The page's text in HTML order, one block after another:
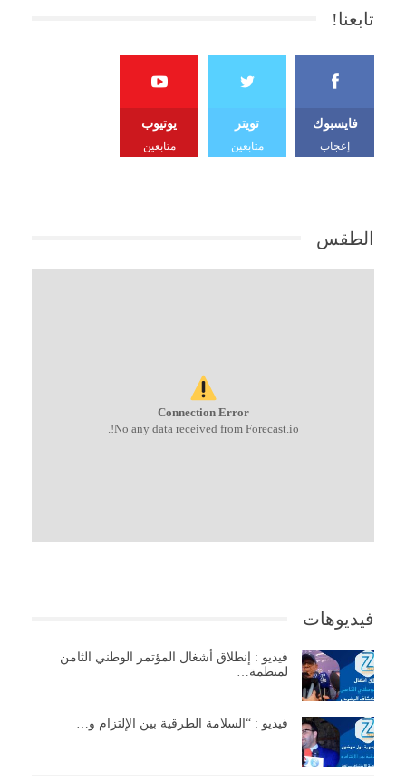
تابعنا!
فايسبوك
إعجاب
تويتر
متابعين
يوتيوب
متابعين
الطقس
Connection Error
No any data received from Forecast.io!.
فيديوهات
فيديو : إنطلاق أشغال المؤتمر الوطني الثامن
لمنظمة…
فيديو : “السلامة الطرقية بين الإلتزام و…